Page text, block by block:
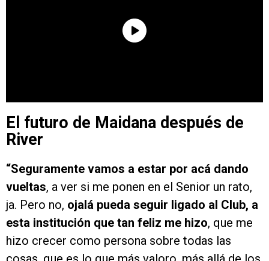
El futuro de Maidana después de
River
“Seguramente vamos a estar por acá dando
vueltas, a ver si me ponen en el Senior un rato,
ja. Pero no, ojalá pueda seguir ligado al Club, a
esta institución que tan feliz me hizo, que me
hizo crecer como persona sobre todas las